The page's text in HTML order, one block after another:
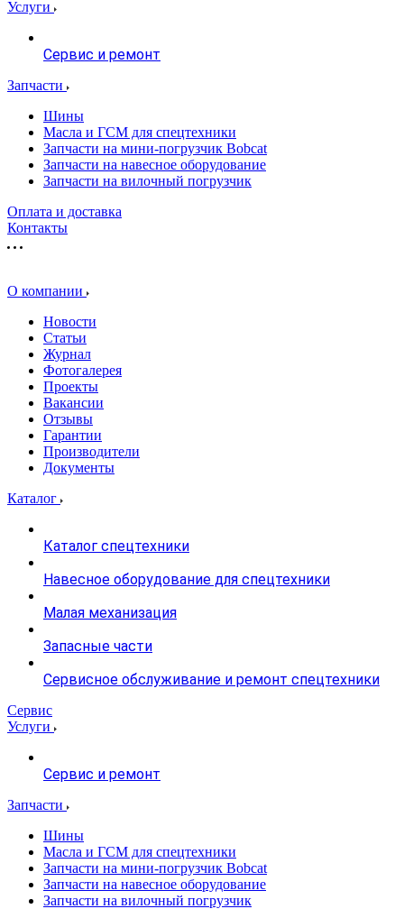
Услуги
Сервис и ремонт
Запчасти
Шины
Масла и ГСМ для спецтехники
Запчасти на мини-погрузчик Bobcat
Запчасти на навесное оборудование
Запчасти на вилочный погрузчик
Оплата и доставка
Контакты
О компании
Новости
Статьи
Журнал
Фотогалерея
Проекты
Вакансии
Отзывы
Гарантии
Производители
Документы
Каталог
Каталог спецтехники
Навесное оборудование для спецтехники
Малая механизация
Запасные части
Сервисное обслуживание и ремонт спецтехники
Сервис
Услуги
Сервис и ремонт
Запчасти
Шины
Масла и ГСМ для спецтехники
Запчасти на мини-погрузчик Bobcat
Запчасти на навесное оборудование
Запчасти на вилочный погрузчик